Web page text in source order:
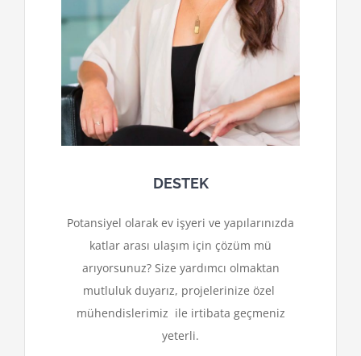
DESTEK
Potansiyel olarak ev işyeri ve yapılarınızda
katlar arası ulaşım için çözüm mü
arıyorsunuz? Size yardımcı olmaktan
mutluluk duyarız, projelerinize özel
mühendislerimiz ile irtibata geçmeniz
yeterli.